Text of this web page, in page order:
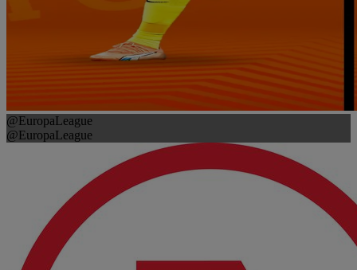
@EuropaLeague
@EuropaLeague